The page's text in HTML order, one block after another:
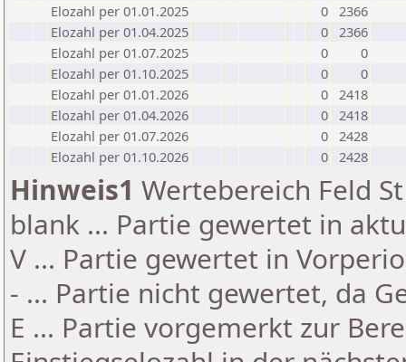
Elozahl per 01.01.2025
0 2366
Elozahl per 01.04.2025
0 2366
Elozahl per 01.07.2025
0
0
Elozahl per 01.10.2025
0
0
Elozahl per 01.01.2026
0 2418
Elozahl per 01.04.2026
0 2418
Elozahl per 01.07.2026
0 2428
Elozahl per 01.10.2026
0 2428
Hinweis1 Wertebereich Feld
blank ... Partie gewertet in
V ... Partie gewertet in
- ... Partie nicht gewertet, da
E ... Partie vorgemerkt zur